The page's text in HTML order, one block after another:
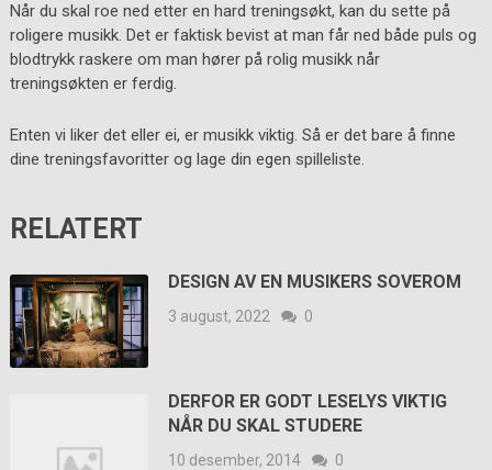
Når du skal roe ned etter en hard treningsøkt, kan du sette på
roligere musikk. Det er faktisk bevist at man får ned både puls og
blodtrykk raskere om man hører på rolig musikk når
treningsøkten er ferdig.
Enten vi liker det eller ei, er musikk viktig. Så er det bare å finne
dine treningsfavoritter og lage din egen spilleliste.
RELATERT
DESIGN AV EN MUSIKERS SOVEROM
3 august, 2022 0
DERFOR ER GODT LESELYS VIKTIG
NÅR DU SKAL STUDERE
10 desember, 2014 0